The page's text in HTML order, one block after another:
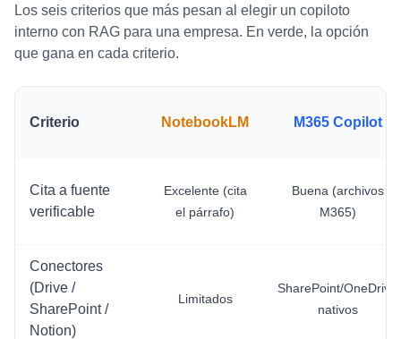
Los seis criterios que más pesan al elegir un copiloto
interno con RAG para una empresa. En verde, la opción
que gana en cada criterio.
Criterio NotebookLM M365 Copilot
Cita a fuente
verificable
Excelente (cita
el párrafo)
Buena (archivos
M365)
Conectores
(Drive /
SharePoint /
Notion)
Limitados
SharePoint/OneDrive
nativos